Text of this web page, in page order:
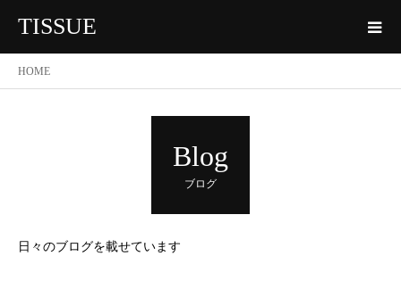
TISSUE
HOME
Blog
ブログ
日々のブログを載せています